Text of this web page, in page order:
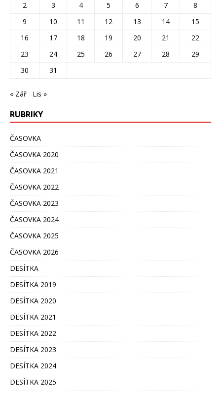
2
3 4 5 6 7
8
9
10 11 12 13 14
15
16
17 18 19 20 21
22
23
24 25 26 27 28
29
30
31
« Zář Lis »
RUBRIKY
ČASOVKA
ČASOVKA 2020
ČASOVKA 2021
ČASOVKA 2022
ČASOVKA 2023
ČASOVKA 2024
ČASOVKA 2025
ČASOVKA 2026
DESÍTKA
DESÍTKA 2019
DESÍTKA 2020
DESÍTKA 2021
DESÍTKA 2022
DESÍTKA 2023
DESÍTKA 2024
DESÍTKA 2025